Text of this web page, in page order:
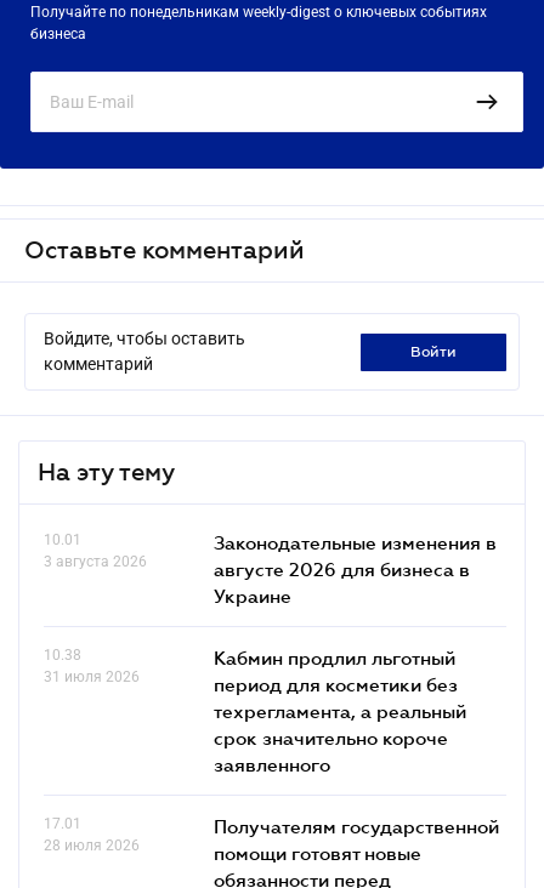
Получайте по понедельникам weekly-digest о ключевых событиях
бизнеса
Оставьте комментарий
Войдите, чтобы оставить
комментарий
войти
На эту тему
10.01
3 августа 2026
Законодательные изменения в
августе 2026 для бизнеса в
Украине
10.38
31 июля 2026
Кабмин продлил льготный
период для косметики без
техрегламента, а реальный
срок значительно короче
заявленного
17.01
28 июля 2026
Получателям государственной
помощи готовят новые
обязанности перед